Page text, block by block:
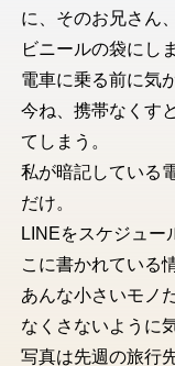
に、そのお兄さん
ビニールの袋にし
電車に乗る前に気
今ね、携帯なくす
てしまう。
私が暗記している
だけ。
LINEをスケジュー
こに書かれている
あんな小さいモノ
なくさないように
写真は先週の旅行